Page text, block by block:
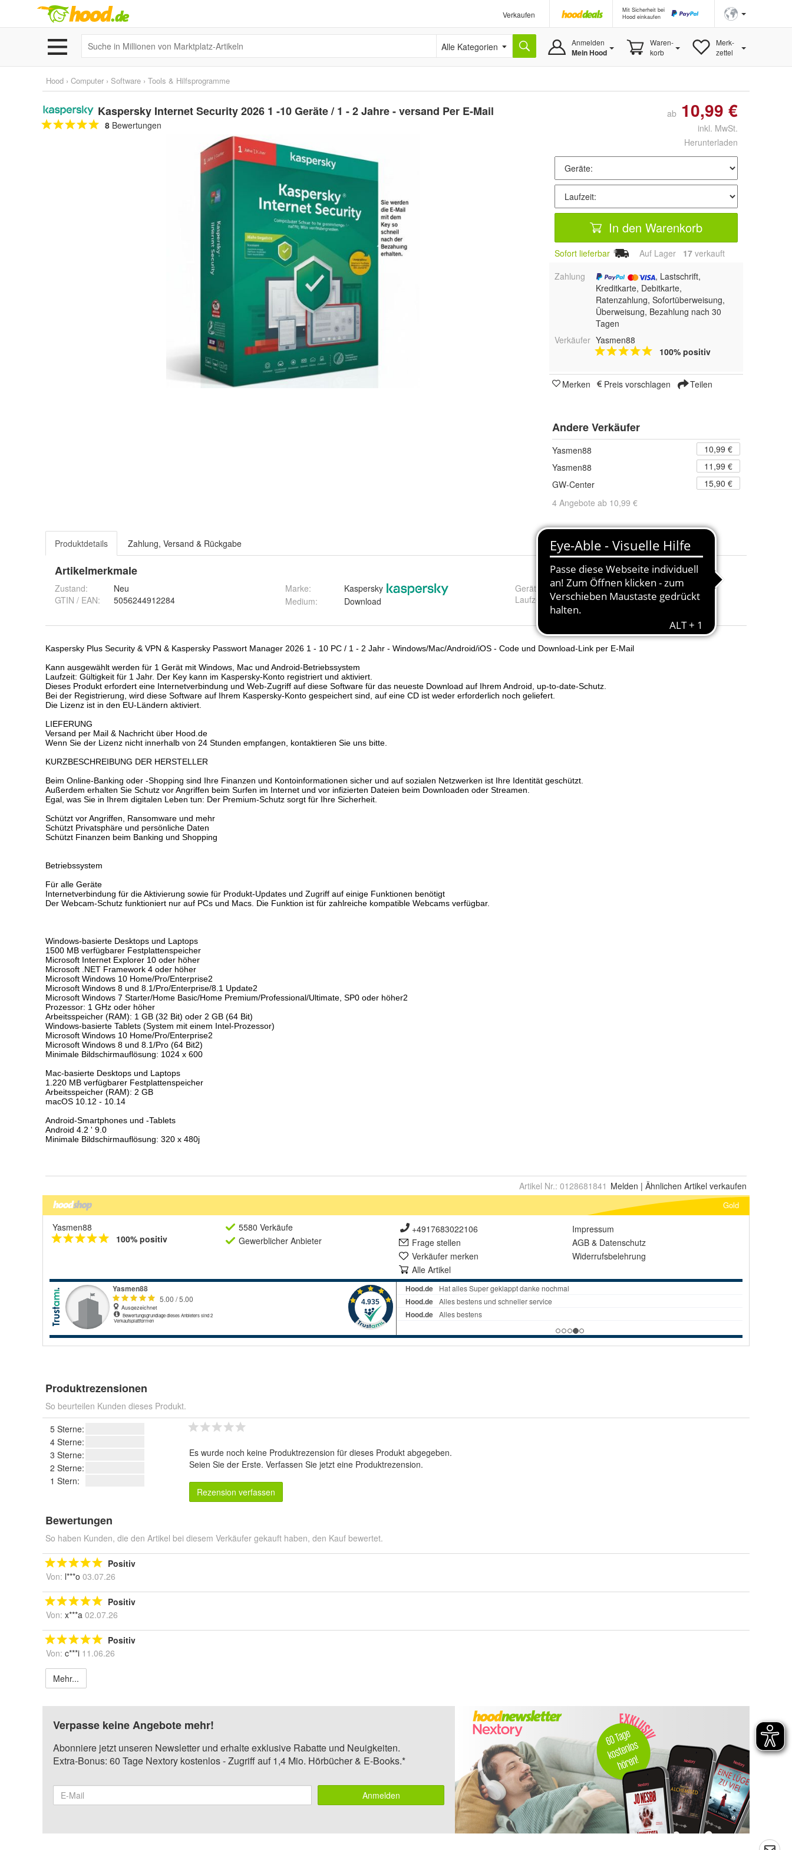
Verkaufen
Mit Sicherheit bei
Hood einkaufen
Alle Kategorien Anmelden
Mein Hood
Waren-
korb
Merk-
zettel
Hood › Computer › Software › Tools & Hilfsprogramme
Kaspersky Internet Security 2026 1 -10 Geräte / 1 - 2 Jahre - versand Per E-Mail
8 Bewertungen
ab 10,99 €
inkl. MwSt.
Herunterladen
In den Warenkorb
Sofort lieferbar Auf Lager 17 verkauft
Zahlung
, Lastschrift,
Kreditkarte, Debitkarte,
Ratenzahlung, Sofortüberweisung,
Überweisung, Bezahlung nach 30
Tagen
Verkäufer Yasmen88
100% positiv
Merken Preis vorschlagen Teilen
Andere Verkäufer
Yasmen88
10,99 €
Yasmen88
11,99 €
GW-Center
15,90 €
4 Angebote ab 10,99 €
Produktdetails Zahlung, Versand & Rückgabe
Artikelmerkmale
Zustand:
Neu
GTIN / EAN:
5056244912284
Marke:
Kaspersky
Medium: Download
Geräte
1 Device, 3 Device, 5 Device und 10 Device
Laufzeit
1 Jahr und 2 Jahr
Artikel Nr.: 0128681841 Melden | Ähnlichen Artikel verkaufen
Gold
Yasmen88
100% positiv
5580 Verkäufe
Gewerblicher Anbieter
+4917683022106
Frage stellen
Verkäufer merken
Alle Artikel
Impressum
AGB & Datenschutz
Widerrufsbelehrung
Produktrezensionen
So beurteilen Kunden dieses Produkt.
5 Sterne:
4 Sterne:
3 Sterne:
2 Sterne:
1 Stern:
Es wurde noch keine Produktrezension für dieses Produkt abgegeben.
Seien Sie der Erste. Verfassen Sie jetzt eine Produktrezension.
Rezension verfassen
Bewertungen
So haben Kunden, die den Artikel bei diesem Verkäufer gekauft haben, den Kauf bewertet.
Positiv
Von: l***o 03.07.26
Positiv
Von: x***a 02.07.26
Positiv
Von: c***i 11.06.26
Mehr...
Verpasse keine Angebote mehr!
Abonniere jetzt unseren Newsletter und erhalte exklusive Rabatte und Neuigkeiten.
Extra-Bonus: 60 Tage Nextory kostenlos - Zugriff auf 1,4 Mio. Hörbücher & E-Books.*
Anmelden